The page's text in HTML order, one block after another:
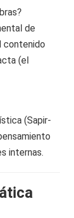
de
contenido
(el
(Sapir-
internas.